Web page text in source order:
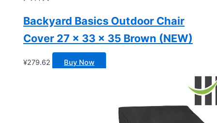
Backyard Basics Outdoor Chair
Cover 27 x 33 x 35 Brown (NEW)
¥279.62 Buy Now